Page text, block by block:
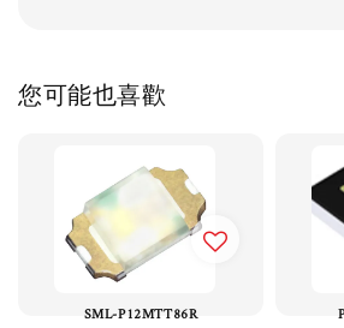
您可能也喜歡
SML-P12MTT86R